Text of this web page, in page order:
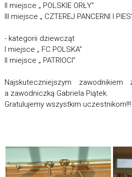
II miejsce „ POLSKIE ORŁY”
III miejsce „ CZTEREJ PANCERNI I
- kategorii dziewcząt
I miejsce „ FC POLSKA”
II miejsce „ PATRIOCI”
Najskuteczniejszym zawodnikiem
a zawodniczką Gabriela Piątek.
Gratulujemy wszystkim uczestnikom!!!